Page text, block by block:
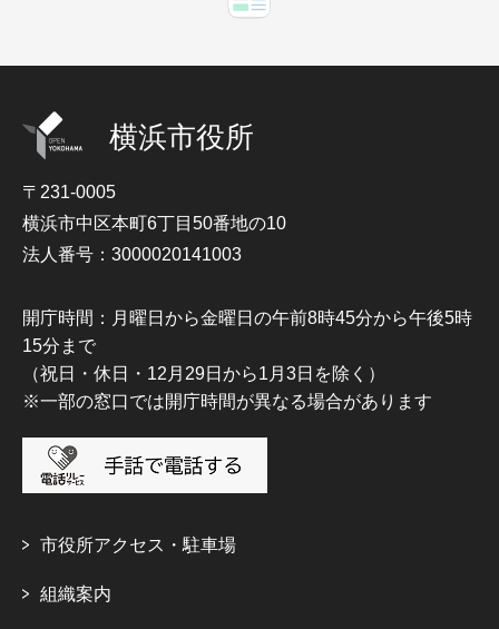
横浜市役所
〒231-0005
横浜市中区本町6丁目50番地の10
法人番号：3000020141003
開庁時間：月曜日から金曜日の午前8時45分から午後5時
15分まで
（祝日・休日・12月29日から1月3日を除く）
※一部の窓口では開庁時間が異なる場合があります
市役所アクセス・駐車場
組織案内